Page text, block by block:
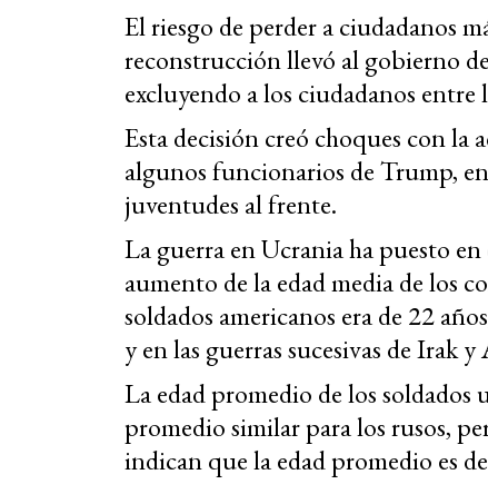
El riesgo de perder a ciudadanos
reconstrucción llevó al gobierno
excluyendo a los ciudadanos entre
Esta decisión creó choques con
algunos funcionarios de Trump, en
juventudes al frente.
La guerra en Ucrania ha puesto
aumento de la edad media de los
soldados americanos era de 22
y en las guerras sucesivas de Irak
La edad promedio de los soldados
promedio similar para los rusos,
indican que la edad promedio es